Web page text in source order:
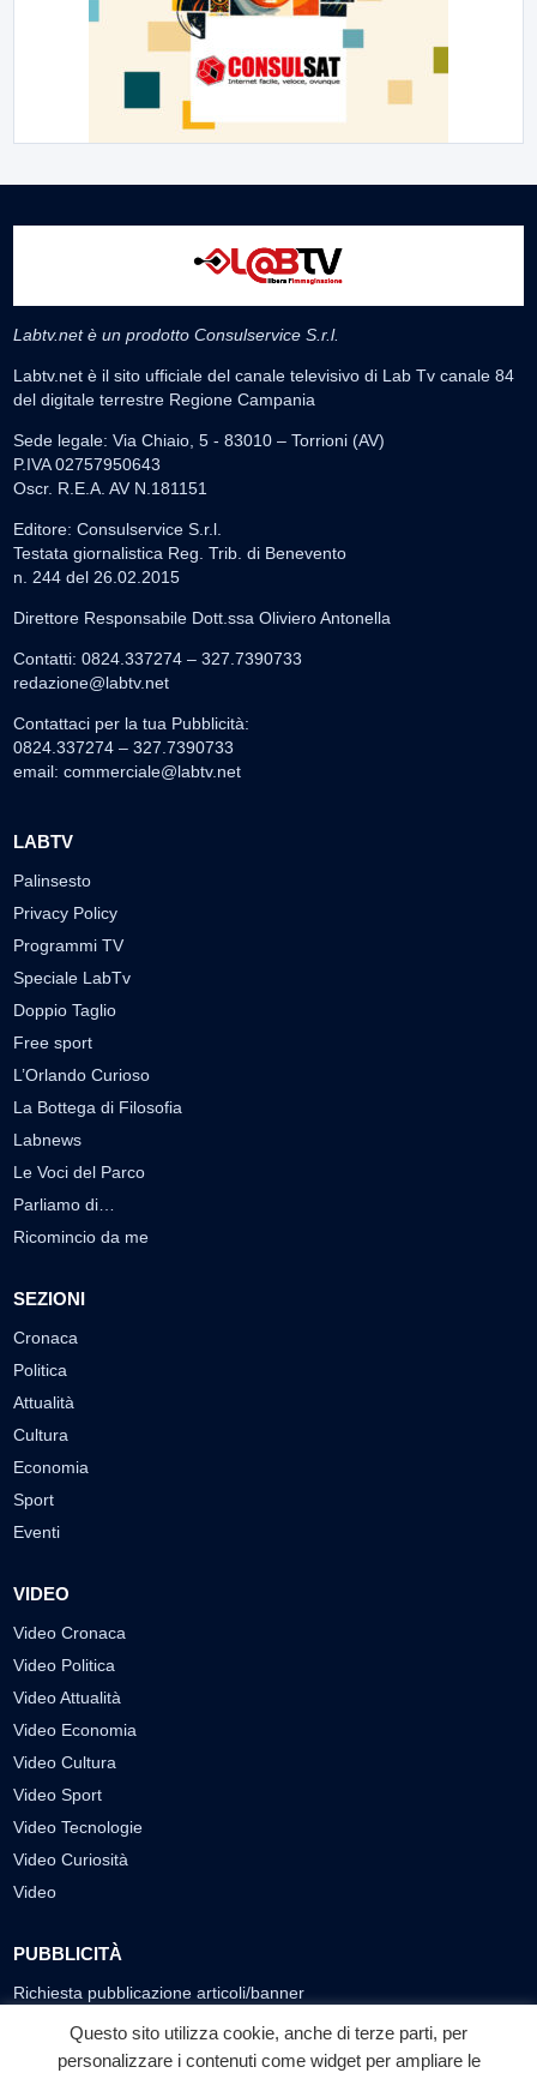
Labtv.net è un prodotto Consulservice S.r.l.
Labtv.net è il sito ufficiale del canale televisivo di Lab Tv canale 84
del digitale terrestre Regione Campania
Sede legale: Via Chiaio, 5 - 83010 – Torrioni (AV)
P.IVA 02757950643
Oscr. R.E.A. AV N.181151
Editore: Consulservice S.r.l.
Testata giornalistica Reg. Trib. di Benevento
n. 244 del 26.02.2015
Direttore Responsabile Dott.ssa Oliviero Antonella
Contatti: 0824.337274 – 327.7390733
redazione@labtv.net
Contattaci per la tua Pubblicità:
0824.337274 – 327.7390733
email: commerciale@labtv.net
LABTV
Palinsesto
Privacy Policy
Programmi TV
Speciale LabTv
Doppio Taglio
Free sport
L’Orlando Curioso
La Bottega di Filosofia
Labnews
Le Voci del Parco
Parliamo di…
Ricomincio da me
SEZIONI
Cronaca
Politica
Attualità
Cultura
Economia
Sport
Eventi
VIDEO
Video Cronaca
Video Politica
Video Attualità
Video Economia
Video Cultura
Video Sport
Video Tecnologie
Video Curiosità
Video
PUBBLICITÀ
Richiesta pubblicazione articoli/banner
SEGUICI SUI SOCIAL
Questo sito utilizza cookie, anche di terze parti, per
personalizzare i contenuti come widget per ampliare le